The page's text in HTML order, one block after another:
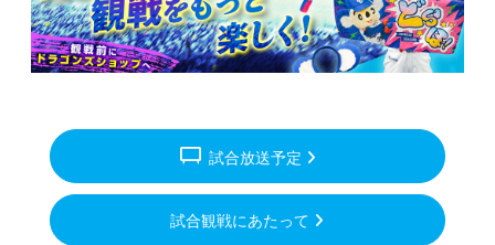
tv_gen 試合放送予定
試合観戦にあたって